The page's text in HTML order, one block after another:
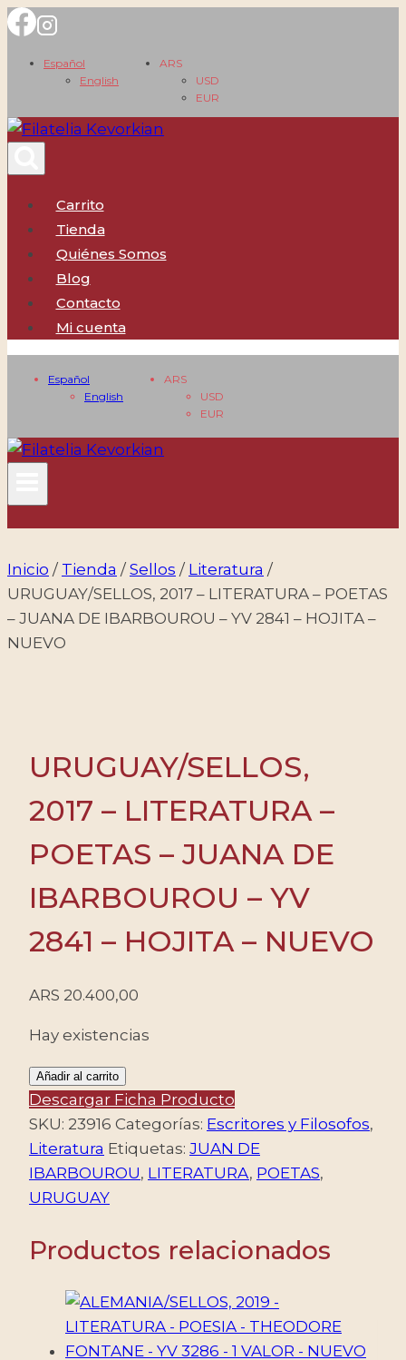
Saltar
contenido
Español
English
ARS
USD
EUR
Carrito
Tienda
Quiénes Somos
Blog
Contacto
Mi cuenta
Español
English
ARS
USD
EUR
Inicio / Tienda / Sellos / Literatura /
URUGUAY/SELLOS, 2017 – LITERATURA – POETAS
– JUANA DE IBARBOUROU – YV 2841 – HOJITA –
NUEVO
URUGUAY/SELLOS,
2017 – LITERATURA –
POETAS – JUANA DE
IBARBOUROU – YV
2841 – HOJITA – NUEVO
ARS 20.400,00
Hay existencias
URUGUAY/SELLOS,
2017
-
LITERATURA
-
POETAS
JUANA
IBARBOUROU
Añadir al carrito
Descargar Ficha Producto
SKU: 23916 Categorías: Escritores y Filosofos,
Literatura Etiquetas: JUAN DE
IBARBOUROU, LITERATURA, POETAS,
URUGUAY
Productos relacionados